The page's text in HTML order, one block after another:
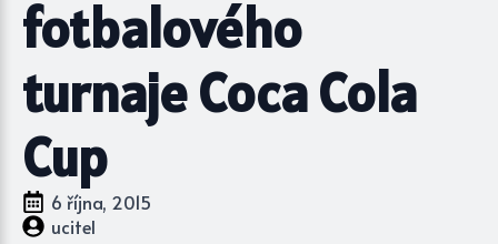
fotbalového
turnaje Coca Cola
Cup
6 října, 2015
ucitel